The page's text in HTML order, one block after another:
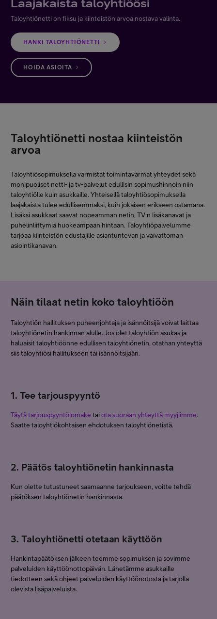
Asiakastuki
Minun Telia
FI EN SV
Laajakaista taloyhtiöösi
Taloyhtiönetti on fiksu ja kiinteistön arvoa nostava valinta.
HANKI TALOYHTIÖNETTI
HOIDA ASIOITA
Taloyhtiönetti nostaa kiinteistön
arvoa
Taloyhtiösopimuksella varmistat toimintavarmat yhteydet sekä
monipuoliset netti- ja tv-palvelut edullisin sopimushinnoin niin
taloyhtiölle kuin asukkaille. Yhteisellä taloyhtiösopimuksella
laajakaista tulee edullisemmaksi, kuin jokaisen erikseen ostamana.
Lisäksi asukkaat saavat nopeamman netin, TV:n lisäkanavat ja
puhelinliittymiä huokeampaan hintaan. Taloyhtiöpalvelumme
tarjoaa kiinteistön edustajille asiantuntevan ja vaivattoman
asiointikanavan.
Näin tilaat netin koko taloyhtiöön
Taloyhtiön hallituksen puheenjohtaja ja isännöitsijä voivat laittaa
taloyhtiönetin hankinnan alulle. Jos olet taloyhtiön asukas ja
haluaisit taloyhtiöönne edullisen taloyhtiönetin, otathan yhteyttä
siis taloyhtiösi hallitukseen tai isännöitsijään.
1. Tee tarjouspyyntö
Täytä tarjouspyyntölomake taiota suoraan yhteyttä myyjiimme.
Saatte taloyhtiökohtaisen ehdotuksen taloyhtiönetistä.
2. Päätös taloyhtiönetin hankinnasta
Kun olette tutustuneet saamaanne tarjoukseen, voitte tehdä
päätöksen taloyhtiönetin hankinnasta.
3. Taloyhtiönetti otetaan käyttöön
Hankintapäätöksen jälkeen teemme sopimuksen ja sovimme
palveluiden käyttöönottopäivän. Lähetämme asukkaille
tiedotteen sekä ohjeet palveluiden käyttöönotosta ja tarjolla
olevista lisäpalveluista.